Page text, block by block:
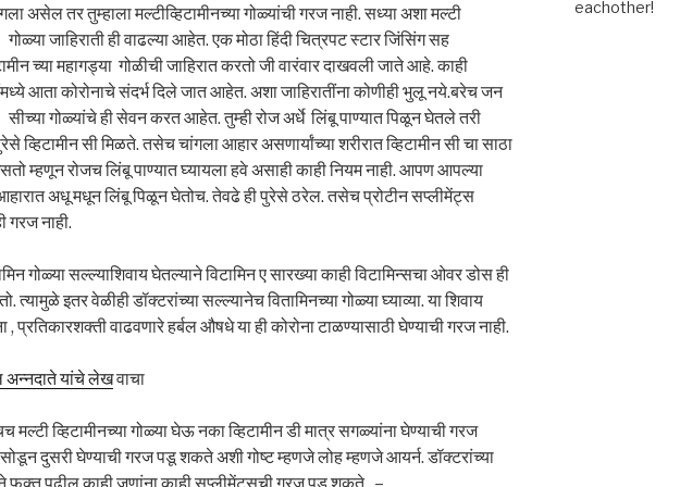
असेल तर तुम्हाला मल्टीव्हिटामीनच्या गोळ्यांची गरज नाही. सध्या अशा मल्टी
गोळ्या जाहिराती ही वाढल्या आहेत. एक मोठा हिंदी चित्रपट स्टार जिंसिंग सह
च्या महागड्या गोळीची जाहिरात करतो जी वारंवार दाखवली जाते आहे. काही
आता कोरोनाचे संदर्भ दिले जात आहेत. अशा जाहिरातींना कोणीही भुलू नये.बरेच जन
सीच्या गोळ्यांचे ही सेवन करत आहेत. तुम्ही रोज अर्धे लिंबू पाण्यात पिळून घेतले तरी
व्हिटामीन सी मिळते. तसेच चांगला आहार असणार्यांच्या शरीरात व्हिटामीन सी चा साठा
म्हणून रोजच लिंबू पाण्यात घ्यायला हवे असाही काही नियम नाही. आपण आपल्या
अधू मधून लिंबू पिळून घेतोच. तेवढे ही पुरेसे ठरेल. तसेच प्रोटीन सप्लीमेंट्स
गरज नाही.
गोळ्या सल्ल्याशिवाय घेतल्याने विटामिन ए सारख्या काही विटामिन्सचा ओवर डोस ही
त्यामुळे इतर वेळीही डॉक्टरांच्या सल्ल्यानेच वितामिनच्या गोळ्या घ्याव्या. या शिवाय
, प्रतिकारशक्ती वाढवणारे हर्बल औषधे या ही कोरोना टाळण्यासाठी घेण्याची गरज नाही.
अन्नदाते यांचे लेखवाचा
व्हिटामीनच्या गोळ्या घेऊ नका व्हिटामीन डी मात्र सगळ्यांना घेण्याची गरज
दुसरी घेण्याची गरज पडू शकते अशी गोष्ट म्हणजे लोह म्हणजे आयर्न. डॉक्टरांच्या
eachother!